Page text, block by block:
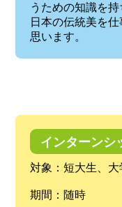
うための知識を
日本の伝統美を
思います。
インターンシ
対象：短大生、大
期間：随時